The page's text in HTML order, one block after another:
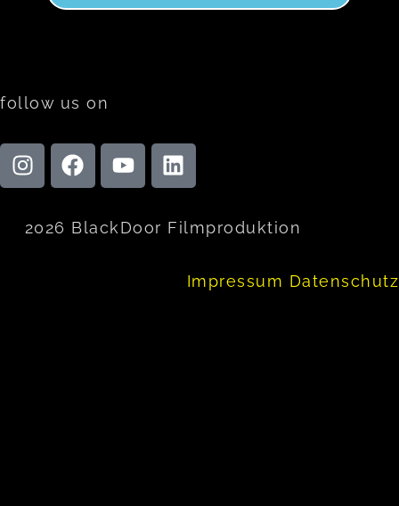
follow us on
2026 BlackDoor Filmproduktion
Impressum Datenschutz